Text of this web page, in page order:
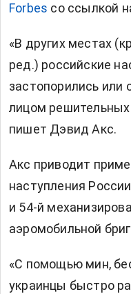
Forbes со ссылкой
«В других местах
ред.) российские
застопорились или
лицом решительных
пишет Дэвид Акс.
Акс приводит
наступления
и 54-й
аэромобильной
«С помощью мин,
украинцы быстро